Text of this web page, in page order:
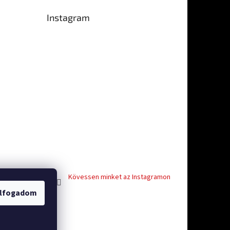
ből 5 csillag.
Instagram
Kövessen minket az Instagramon
Facebook